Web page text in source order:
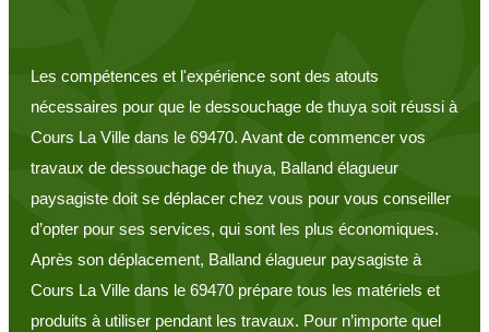
Les compétences et l'expérience sont des atouts
nécessaires pour que le dessouchage de thuya soit réussi à
Cours La Ville dans le 69470. Avant de commencer vos
travaux de dessouchage de thuya, Balland élagueur
paysagiste doit se déplacer chez vous pour vous conseiller
d’opter pour ses services, qui sont les plus économiques.
Après son déplacement, Balland élagueur paysagiste à
Cours La Ville dans le 69470 prépare tous les matériels et
produits à utiliser pendant les travaux. Pour n’importe quel